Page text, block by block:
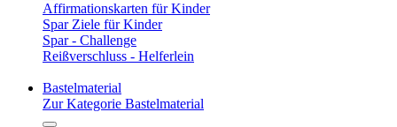
Affirmationskarten für Kinder
Spar Ziele für Kinder
Spar - Challenge
Reißverschluss - Helferlein
Bastelmaterial
Zur Kategorie Bastelmaterial